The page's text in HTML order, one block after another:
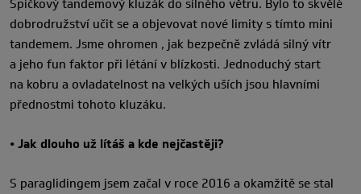
Špičkový tandemový kluzák do silného větru. Bylo to skvělé
dobrodružství učit se a objevovat nové limity s tímto mini
tandemem. Jsme ohromen , jak bezpečně zvládá silný vítr
a jeho fun faktor při létání v blízkosti. Jednoduchý start
na kobru a ovladatelnost na velkých uších jsou hlavními
přednostmi tohoto kluzáku.
• Jak dlouho už lítáš a kde nejčastěji?
S paraglidingem jsem začal v roce 2016 a okamžitě se stal